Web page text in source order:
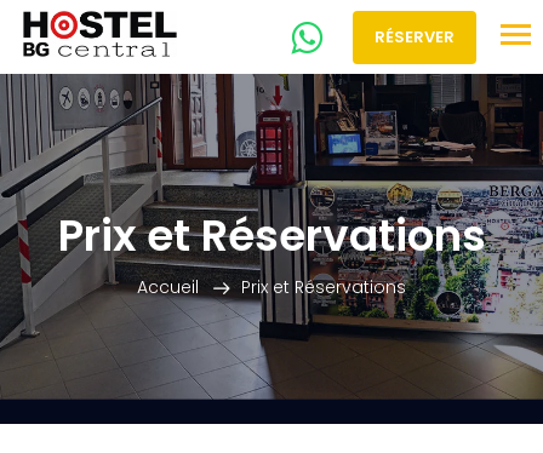
RÉSERVER
Prix et Réservations
Accueil Prix et Réservations